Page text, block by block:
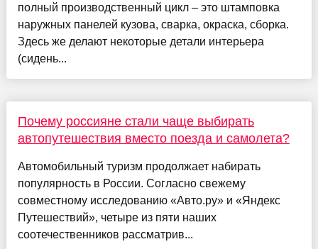
полный производственный цикл – это штамповка
наружных панелей кузова, сварка, окраска, сборка.
Здесь же делают некоторые детали интерьера
(сидень...
Почему россияне стали чаще выбирать
автопутешествия вместо поезда и самолета?
Автомобильный туризм продолжает набирать
популярность в России. Согласно свежему
совместному исследованию «Авто.ру» и «Яндекс
Путешествий», четыре из пяти наших
соотечественников рассматрив...